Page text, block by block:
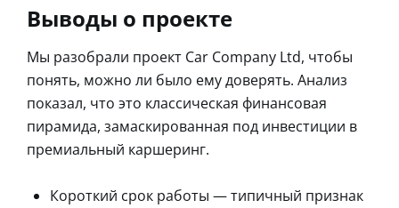
Выводы о проекте
Мы разобрали проект Car Company Ltd, чтобы
понять, можно ли было ему доверять. Анализ
показал, что это классическая финансовая
пирамида, замаскированная под инвестиции в
премиальный каршеринг.
Короткий срок работы — типичный признак